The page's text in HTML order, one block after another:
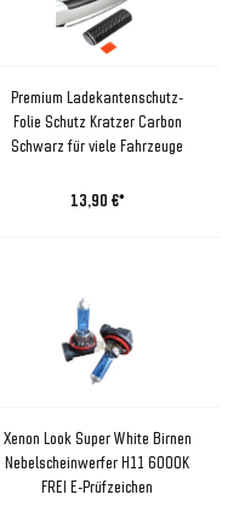
Premium Ladekantenschutz-
Folie Schutz Kratzer Carbon
Schwarz für viele Fahrzeuge
13,90 €*
Xenon Look Super White Birnen
Nebelscheinwerfer H11 6000K
FREI E-Prüfzeichen